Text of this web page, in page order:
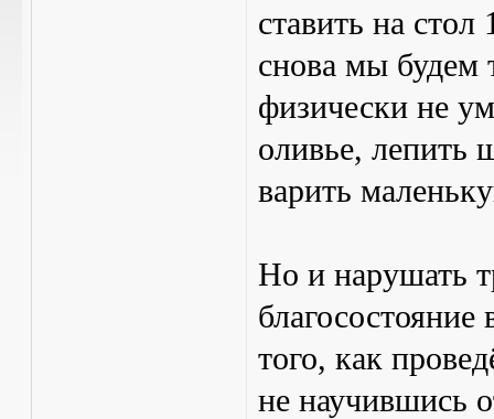
ставить на
снова мы будем
физически не
оливье, лепить
варить
Но и нарушать
того, как
не научившись